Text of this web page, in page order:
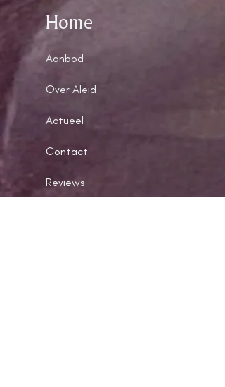
Aanbod
Over Aleid
Actueel
Contact
Reviews
Home